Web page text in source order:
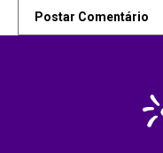
Postar Comentário